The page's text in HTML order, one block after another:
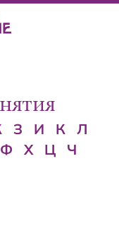
З И К
Л
Ф Х Ц
Ч